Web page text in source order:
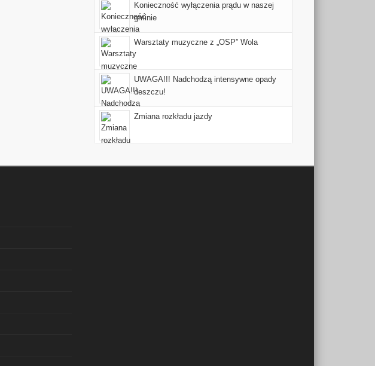
Konieczność wyłączenia prądu w naszej
gminie
Warsztaty muzyczne z „OSP” Wola
UWAGA!!! Nadchodzą intensywne opady
deszczu!
Zmiana rozkładu jazdy